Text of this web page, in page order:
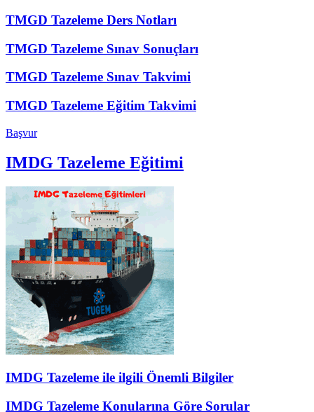
TMGD Tazeleme Ders Notları
TMGD Tazeleme Sınav Sonuçları
TMGD Tazeleme Sınav Takvimi
TMGD Tazeleme Eğitim Takvimi
Başvur
IMDG Tazeleme Eğitimi
IMDG Tazeleme ile ilgili Önemli Bilgiler
IMDG Tazeleme Konularına Göre Sorular